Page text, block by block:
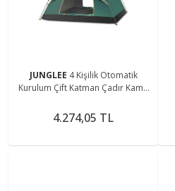
JUNGLEE 4 Kişilik Otomatik
Kurulum Çift Katman Çadır Kamp
200cmx220cmx140cm
4.274,05 TL